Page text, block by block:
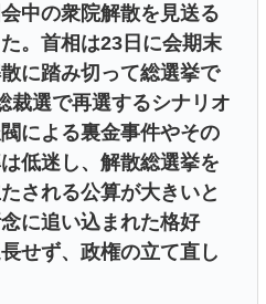
中の衆院解散を見送る
。首相は23日に会期末
に踏み切って総選挙で
裁選で再選するシナリオ
による裏金事件やその
低迷し、解散総選挙を
される公算が大きいと
に追い込まれた格好
せず、政権の立て直し